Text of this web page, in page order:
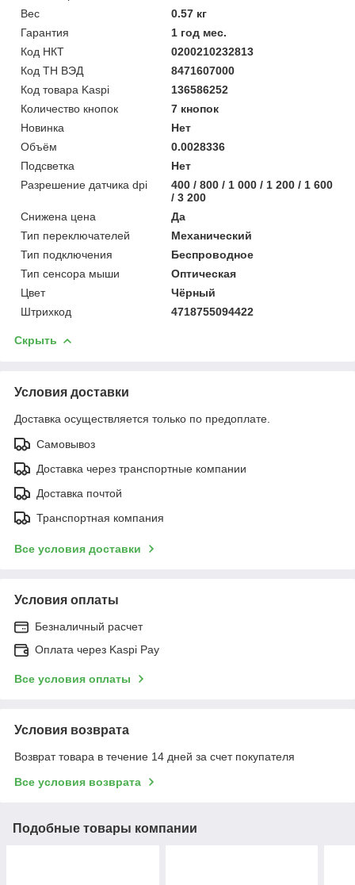
Вес
0.57 кг
Гарантия
1 год мес.
Код НКТ
0200210232813
Код ТН ВЭД
8471607000
Код товара Kaspi
136586252
Количество кнопок
7 кнопок
Новинка
Нет
Объём
0.0028336
Подсветка
Нет
Разрешение датчика dpi
400 / 800 / 1 000 / 1 200 / 1 600
/ 3 200
Снижена цена
Да
Тип переключателей
Механический
Тип подключения
Беспроводное
Тип сенсора мыши
Оптическая
Цвет
Чёрный
Штрихкод
4718755094422
Скрыть
Условия доставки
Доставка осуществляется только по предоплате.
Самовывоз
Доставка через транспортные компании
Доставка почтой
Транспортная компания
Все условия доставки
Условия оплаты
Безналичный расчет
Оплата через Kaspi Pay
Все условия оплаты
Условия возврата
Возврат товара в течение 14 дней за счет покупателя
Все условия возврата
Подобные товары компании